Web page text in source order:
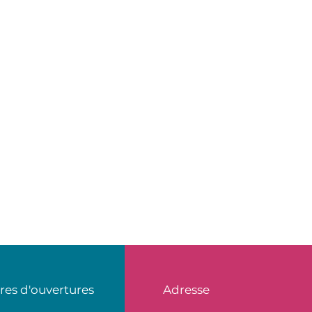
d'ouvertures Adresse